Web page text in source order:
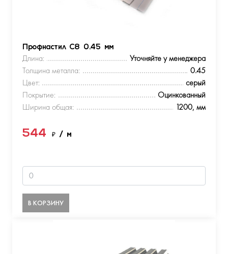
Профнастил С8 0.45 мм
Длина:
Уточняйте у менеджера
Толщина металла:
0.45
Цвет:
серый
Покрытие:
Оцинкованный
Ширина общая:
1200, мм
544 ₽ / м
В КОРЗИНУ